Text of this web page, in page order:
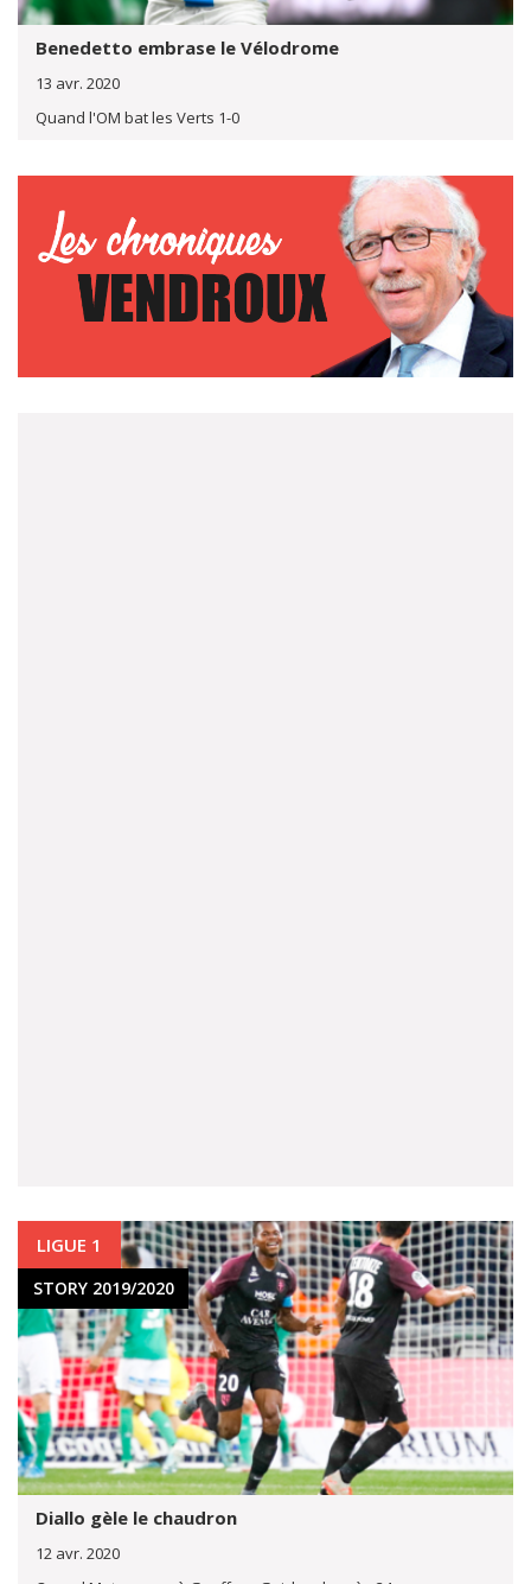
Benedetto embrase le Vélodrome
13 avr. 2020
Quand l'OM bat les Verts 1-0
LIGUE 1
STORY 2019/2020
Diallo gèle le chaudron
12 avr. 2020